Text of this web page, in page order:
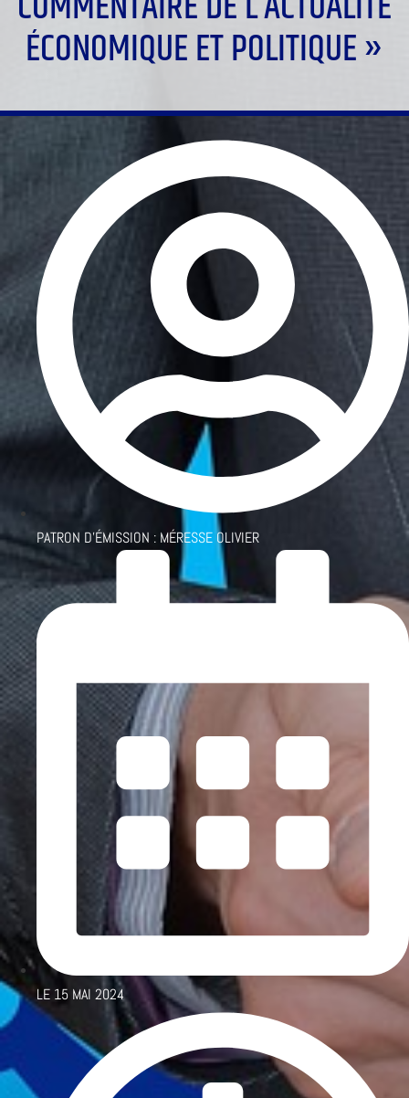
ÉCONOMIQUE ET POLITIQUE »
PATRON D'ÉMISSION : MÉRESSE OLIVIER
LE 15 MAI 2024